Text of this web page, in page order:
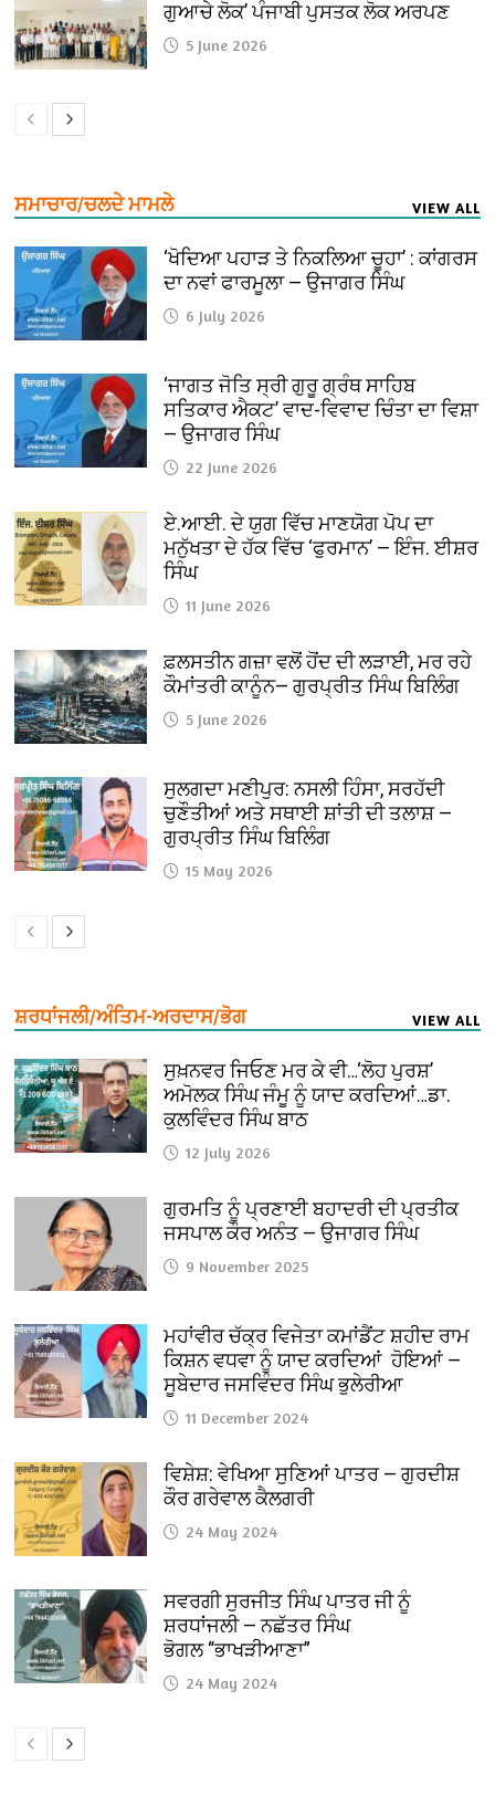
ਗੁਆਚੇ ਲੋਕ’ ਪੰਜਾਬੀ ਪੁਸਤਕ ਲੋਕ ਅਰਪਣ
5 June 2026
ਸਮਾਚਾਰ/ਚਲਦੇ ਮਾਮਲੇ VIEW ALL
‘ਖੋਦਿਆ ਪਹਾੜ ਤੇ ਨਿਕਲਿਆ ਚੂਹਾ’ : ਕਾਂਗਰਸ
ਦਾ ਨਵਾਂ ਫਾਰਮੂਲਾ — ਉਜਾਗਰ ਸਿੰਘ
6 July 2026
‘ਜਾਗਤ ਜੋਤਿ ਸ੍ਰੀ ਗੁਰੂ ਗ੍ਰੰਥ ਸਾਹਿਬ
ਸਤਿਕਾਰ ਐਕਟ’ ਵਾਦ-ਵਿਵਾਦ ਚਿੰਤਾ ਦਾ ਵਿਸ਼ਾ
— ਉਜਾਗਰ ਸਿੰਘ
22 June 2026
ਏ.ਆਈ. ਦੇ ਯੁਗ ਵਿੱਚ ਮਾਣਯੋਗ ਪੋਪ ਦਾ
ਮਨੁੱਖਤਾ ਦੇ ਹੱਕ ਵਿੱਚ ‘ਫੁਰਮਾਨ’ — ਇੰਜ. ਈਸ਼ਰ
ਸਿੰਘ
11 June 2026
ਫ਼ਲਸਤੀਨ ਗਜ਼ਾ ਵਲੋਂ ਹੋਂਦ ਦੀ ਲੜਾਈ, ਮਰ ਰਹੇ
ਕੌਮਾਂਤਰੀ ਕਾਨੂੰਨ— ਗੁਰਪ੍ਰੀਤ ਸਿੰਘ ਬਿਲਿੰਗ
5 June 2026
ਸੁਲਗਦਾ ਮਣੀਪੁਰ: ਨਸਲੀ ਹਿੰਸਾ, ਸਰਹੱਦੀ
ਚੁਣੌਤੀਆਂ ਅਤੇ ਸਥਾਈ ਸ਼ਾਂਤੀ ਦੀ ਤਲਾਸ਼ —
ਗੁਰਪ੍ਰੀਤ ਸਿੰਘ ਬਿਲਿੰਗ
15 May 2026
ਸ਼ਰਧਾਂਜਲੀ/ਅੰਤਿਮ-ਅਰਦਾਸ/ਭੋਗ VIEW ALL
ਸੁਖ਼ਨਵਰ ਜਿਓਣ ਮਰ ਕੇ ਵੀ…‘ਲੋਹ ਪੁਰਸ਼’
ਅਮੋਲਕ ਸਿੰਘ ਜੰਮੂ ਨੂੰ ਯਾਦ ਕਰਦਿਆਂ…ਡਾ.
ਕੁਲਵਿੰਦਰ ਸਿੰਘ ਬਾਠ
12 July 2026
ਗੁਰਮਤਿ ਨੂੰ ਪ੍ਰਣਾਈ ਬਹਾਦਰੀ ਦੀ ਪ੍ਰਤੀਕ
ਜਸਪਾਲ ਕੌਰ ਅਨੰਤ — ਉਜਾਗਰ ਸਿੰਘ
9 November 2025
ਮਹਾਂਵੀਰ ਚੱਕ੍ਰ ਵਿਜੇਤਾ ਕਮਾਂਡੈਂਟ ਸ਼ਹੀਦ ਰਾਮ
ਕਿਸ਼ਨ ਵਧਵਾ ਨੂੰ ਯਾਦ ਕਰਦਿਆਂ ਹੋਇਆਂ —
ਸੂਬੇਦਾਰ ਜਸਵਿੰਦਰ ਸਿੰਘ ਭੁਲੇਰੀਆ
11 December 2024
ਵਿਸ਼ੇਸ਼: ਵੇਖਿਆ ਸੁਣਿਆਂ ਪਾਤਰ — ਗੁਰਦੀਸ਼
ਕੌਰ ਗਰੇਵਾਲ ਕੈਲਗਰੀ
24 May 2024
ਸਵਰਗੀ ਸੁਰਜੀਤ ਸਿੰਘ ਪਾਤਰ ਜੀ ਨੂੰ
ਸ਼ਰਧਾਂਜਲੀ — ਨਛੱਤਰ ਸਿੰਘ
ਭੋਗਲ “ਭਾਖੜੀਆਣਾ”
24 May 2024